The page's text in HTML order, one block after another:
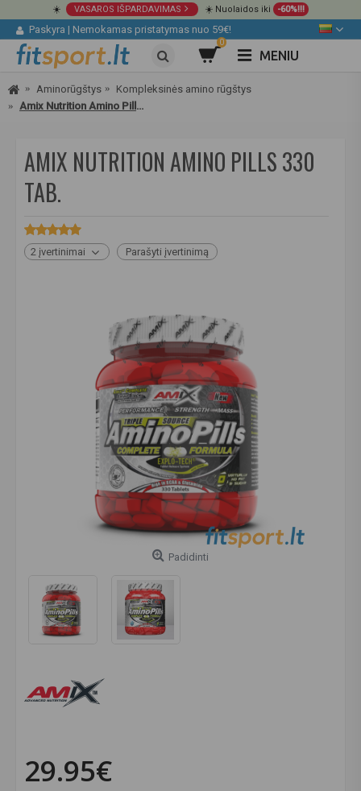
☀️ VASAROS IŠPARDAVIMAS ☀️ Nuolaidos iki -60%!!!
Paskyra | Nemokamas pristatymas nuo 59€!
0
MENIU
Aminorūgštys
Kompleksinės amino rūgštys
Amix Nutrition Amino Pills 330 tab.
AMIX NUTRITION AMINO PILLS 330
TAB.
2 įvertinimai Parašyti įvertinimą
Padidinti
29.95€